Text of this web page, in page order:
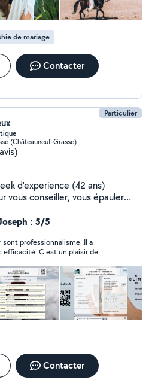
- Confection de gâteaux et
Instagram : -
: @lulu_traveler - Coaching
: @lulu.fit.lion - Cuisine :
: @gateaux_diete_cannes
de mariage
Contacter
Particulier
(Châteauneuf-Grasse)
d'experience (42 ans)
vous conseiller, vous épauler ,
aider dans toutes les
informatique , télé
domestique imprimantes,
Google business (depuis
également un cours de
en 10h adaptable à tout
: 5/5
sont professionnalisme .Il a
.C est un plaisir de
Contacter